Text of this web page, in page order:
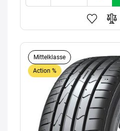
Mittelklasse
Action %